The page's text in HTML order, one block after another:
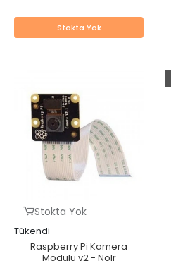
Stokta Yok
Stokta Yok
Tükendi
Raspberry Pi Kamera
Modülü v2 - NoIr